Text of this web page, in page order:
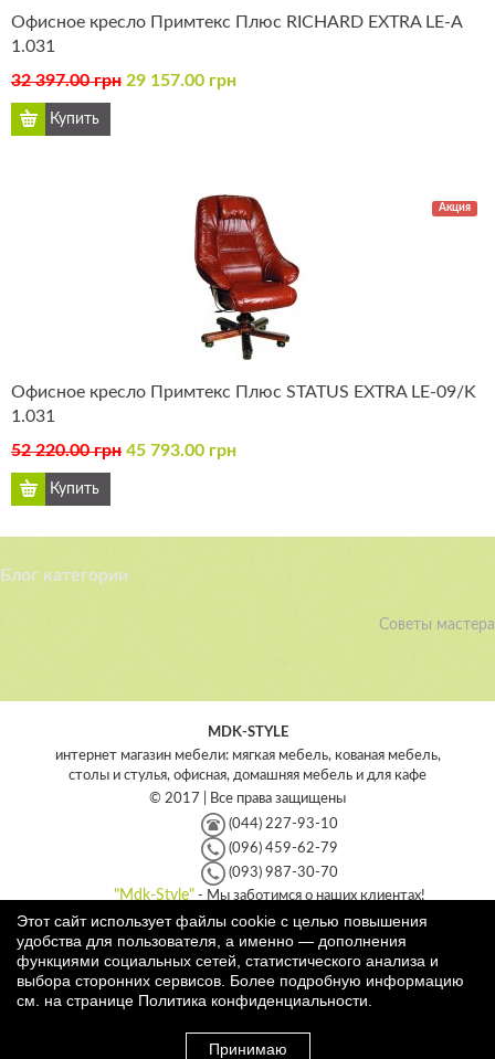
Офисное кресло Примтекс Плюс RICHARD EXTRA LE-А
1.031
32 397.00 грн 29 157.00 грн
Акция
Офисное кресло Примтекс Плюс STATUS EXTRA LE-09/K
1.031
52 220.00 грн 45 793.00 грн
Блог категории
Советы мастера
MDK-STYLE
интернет магазин мебели: мягкая мебель, кованая мебель,
столы и стулья, офисная, домашняя мебель и для кафе
© 2017 | Все права защищены
(044) 227-93-10
(096) 459-62-79
(093) 987-30-70
"Mdk-Style" - Мы заботимся о наших клиентах!
Интернет магазин мебели - MDK-style
Украина,Киев
ул. Героев Днепра, 35
+38 (044) 227-93-10,+38 (096) 459-62-79,+38 (093) 987-30-
Этот сайт использует файлы cookie с целью повышения
удобства для пользователя, а именно — дополнения
функциями социальных сетей, статистического анализа и
выбора сторонних сервисов. Более подробную информацию
см. на странице Политика конфиденциальности
Принимаю